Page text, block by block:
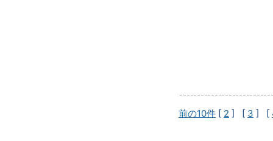
前の10件 [ 2 ] [ 3 ] [